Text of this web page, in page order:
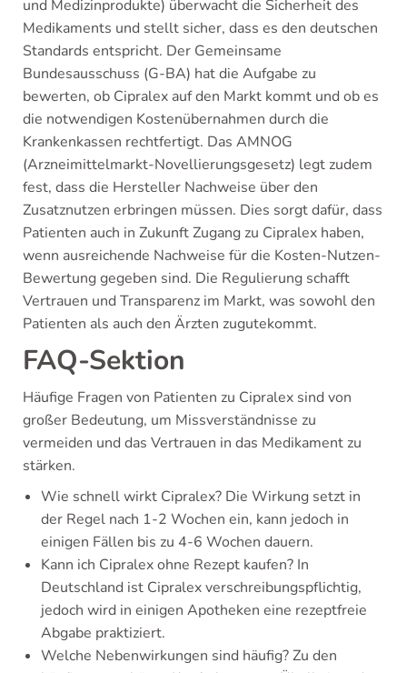
und Medizinprodukte) überwacht die Sicherheit des
Medikaments und stellt sicher, dass es den deutschen
Standards entspricht. Der Gemeinsame
Bundesausschuss (G-BA) hat die Aufgabe zu
bewerten, ob Cipralex auf den Markt kommt und ob es
die notwendigen Kostenübernahmen durch die
Krankenkassen rechtfertigt. Das AMNOG
(Arzneimittelmarkt-Novellierungsgesetz) legt zudem
fest, dass die Hersteller Nachweise über den
Zusatznutzen erbringen müssen. Dies sorgt dafür, dass
Patienten auch in Zukunft Zugang zu Cipralex haben,
wenn ausreichende Nachweise für die Kosten-Nutzen-
Bewertung gegeben sind. Die Regulierung schafft
Vertrauen und Transparenz im Markt, was sowohl den
Patienten als auch den Ärzten zugutekommt.
FAQ-Sektion
Häufige Fragen von Patienten zu Cipralex sind von
großer Bedeutung, um Missverständnisse zu
vermeiden und das Vertrauen in das Medikament zu
stärken.
Wie schnell wirkt Cipralex? Die Wirkung setzt in
der Regel nach 1-2 Wochen ein, kann jedoch in
einigen Fällen bis zu 4-6 Wochen dauern.
Kann ich Cipralex ohne Rezept kaufen? In
Deutschland ist Cipralex verschreibungspflichtig,
jedoch wird in einigen Apotheken eine rezeptfreie
Abgabe praktiziert.
Welche Nebenwirkungen sind häufig? Zu den